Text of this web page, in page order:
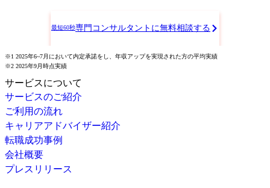
最短60秒専門コンサルタントに無料相談する
※1 2025年6~7月において内定承諾をし、年収アップを実現された方の平均実績
※2 2025年9月時点実績
サービスについて
サービスのご紹介
ご利用の流れ
キャリアアドバイザー紹介
転職成功事例
会社概要
プレスリリース